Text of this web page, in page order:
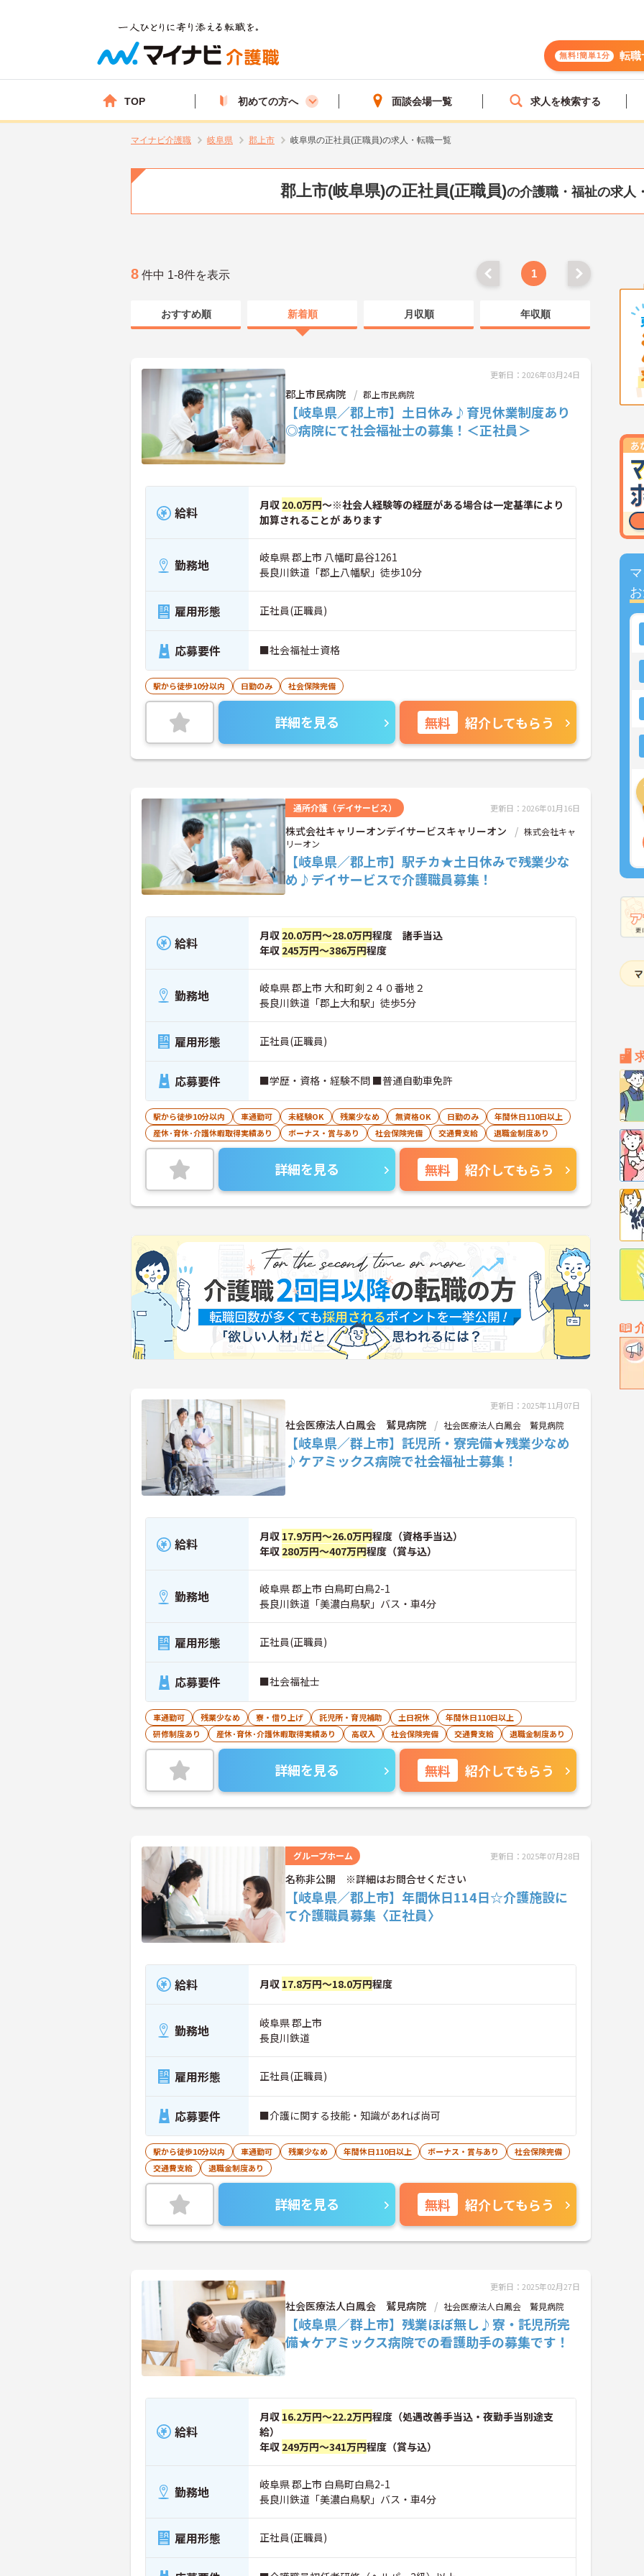
無料!簡単1分 転職
TOP 初めての方へ 面談会場一覧 求人を検索する
マイナビ介護職 岐阜県 郡上市 岐阜県の正社員(正職員)の求人・転職一覧
郡上市(岐阜県)の正社員(正職員)の介護職・福祉の求人
8 件中 1-8件を表示 1
おすすめ順 新着順 月収順 年収順
更新日：2026年03月24日
郡上市民病院 郡上市民病院
【岐阜県／郡上市】土日休み♪育児休業制度あり
◎病院にて社会福祉士の募集！＜正社員＞
給料 月収 20.0万円～※社会人経験等の経歴がある場合は一定基準により
加算されることが あります
勤務地
岐阜県 郡上市 八幡町島谷1261
長良川鉄道「郡上八幡駅」徒歩10分
雇用形態 正社員(正職員)
応募要件 ■社会福祉士資格
駅から徒歩10分以内 日勤のみ 社会保険完備
詳細を見る 無料 紹介してもらう
通所介護（デイサービス） 更新日：2026年01月16日
株式会社キャリーオンデイサービスキャリーオン
株式会社キャ
リーオン
【岐阜県／郡上市】駅チカ★土日休みで残業少な
め♪デイサービスで介護職員募集！
給料 月収 20.0万円～28.0万円程度 諸手当込
年収 245万円～386万円程度
勤務地
岐阜県 郡上市 大和町剣２４０番地２
長良川鉄道「郡上大和駅」徒歩5分
雇用形態 正社員(正職員)
応募要件 ■学歴・資格・経験不問 ■普通自動車免許
駅から徒歩10分以内 車通勤可 未経験OK 残業少なめ 無資格OK 日勤のみ
年間休日110日以上
産休･育休･介護休暇取得実績あり
ボーナス・賞与あり 社会保険完備 交通費支給 退職金制度あり
詳細を見る 無料 紹介してもらう
更新日：2025年11月07日
社会医療法人白鳳会 鷲見病院 社会医療法人白鳳会 鷲見病院
【岐阜県／群上市】託児所・寮完備★残業少なめ
♪ケアミックス病院で社会福祉士募集！
給料 月収 17.9万円～26.0万円程度（資格手当込）
年収 280万円～407万円程度（賞与込）
勤務地
岐阜県 郡上市 白鳥町白鳥2-1
長良川鉄道「美濃白鳥駅」バス・車4分
雇用形態 正社員(正職員)
応募要件 ■社会福祉士
車通勤可 残業少なめ 寮・借り上げ 託児所・育児補助 土日祝休
年間休日110日以上
研修制度あり
産休･育休･介護休暇取得実績あり 高収入 社会保険完備 交通費支給 退職金制度あり
詳細を見る 無料 紹介してもらう
グループホーム 更新日：2025年07月28日
名称非公開 ※詳細はお問合せください
【岐阜県／郡上市】年間休日114日☆介護施設に
て介護職員募集〈正社員〉
給料 月収 17.8万円～18.0万円程度
勤務地
岐阜県 郡上市
長良川鉄道
雇用形態 正社員(正職員)
応募要件 ■介護に関する技能・知識があれば尚可
駅から徒歩10分以内 車通勤可 残業少なめ 年間休日110日以上 ボーナス・賞与あり
社会保険完備
交通費支給
退職金制度あり
詳細を見る 無料 紹介してもらう
更新日：2025年02月27日
社会医療法人白鳳会 鷲見病院 社会医療法人白鳳会 鷲見病院
【岐阜県／群上市】残業ほぼ無し♪寮・託児所完
備★ケアミックス病院での看護助手の募集です！
給料
月収 16.2万円～22.2万円程度（処遇改善手当込・夜勤手当別途支
給）
年収 249万円～341万円程度（賞与込）
勤務地
岐阜県 郡上市 白鳥町白鳥2-1
長良川鉄道「美濃白鳥駅」バス・車4分
雇用形態 正社員(正職員)